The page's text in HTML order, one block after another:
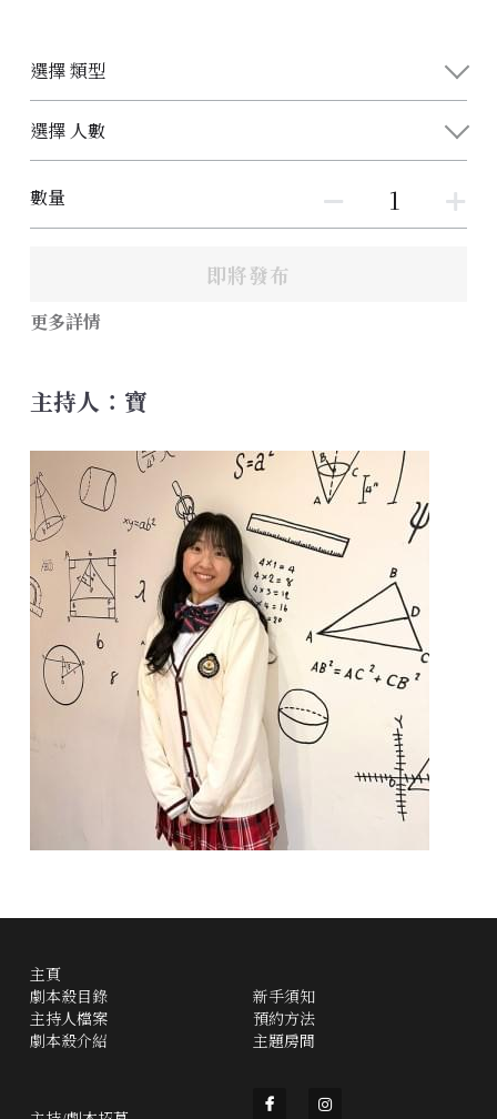
選擇 類型
選擇 人數
數量
即將發布
更多詳情
主持人：寶
主頁
劇本殺目錄
主持人檔案
劇本殺介紹
新手須知
預約方法
主題房間